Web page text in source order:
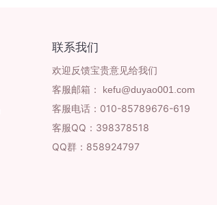
联系我们
欢迎反馈宝贵意见给我们
客服邮箱：
客服电话：010-85789676-619
客服QQ：398378518
QQ群：858924797